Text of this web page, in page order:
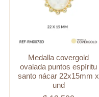
Medalla covergold
ovalada puntos espíritu
santo nácar 22x15mm x
und